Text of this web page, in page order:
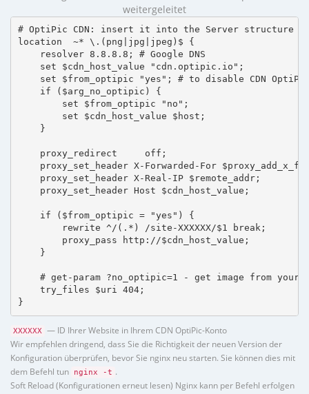
weitergeleitet
# OptiPic CDN: insert it into the Server structure
location  ~* \.(png|jpg|jpeg)$ {
    resolver 8.8.8.8; # Google DNS
    set $cdn_host_value "cdn.optipic.io";
set $from_optipic "yes"; # to disable CDN
    if ($arg_no_optipic) {
        set $from_optipic "no";
        set $cdn_host_value $host;
    }
    proxy_redirect     off;
proxy_set_header X-Forwarded-For
    proxy_set_header X-Real-IP $remote_addr;
    proxy_set_header Host $cdn_host_value;
    if ($from_optipic = "yes") {
        rewrite ^/(.*) /site-XXXXXX/$1 break;
        proxy_pass http://$cdn_host_value;
    }
# get-param ?no_optipic=1 - get image from your
    try_files $uri 404;
}
XXXXXX
— ID Ihrer Website in Ihrem CDN OptiPic-Konto
Wir empfehlen dringend, dass Sie die Richtigkeit der neuen Version der
Konfiguration überprüfen, bevor Sie nginx neu starten. Sie können dies mit
dem Befehl tun
nginx -t .
Soft Reload (Konfigurationen erneut lesen) Nginx kann per Befehl erfolgen